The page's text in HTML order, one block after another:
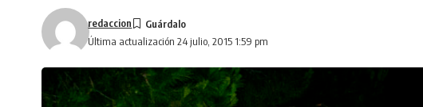
Última actualización 24 julio, 2015 1:59 pm
redaccion